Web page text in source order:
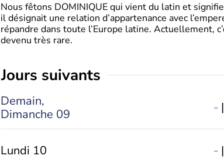
Nous fêtons DOMINIQUE qui vient du latin et
il désignait une relation d’appartenance avec
répandre dans toute l’Europe latine. Actuellement,
devenu très rare.
jours suivants
Demain,
Dimanche 09
- |
Lundi 10 - |